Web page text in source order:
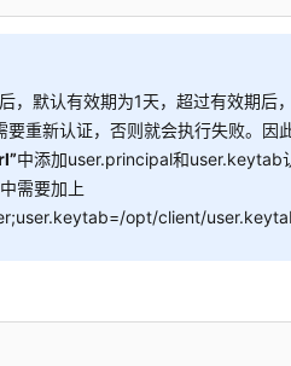
，默认有效期为1天，超过有效期后
重新认证，否则就会执行失败。因
中添加user.principal和user.keytab
中需要加上
opt/client/